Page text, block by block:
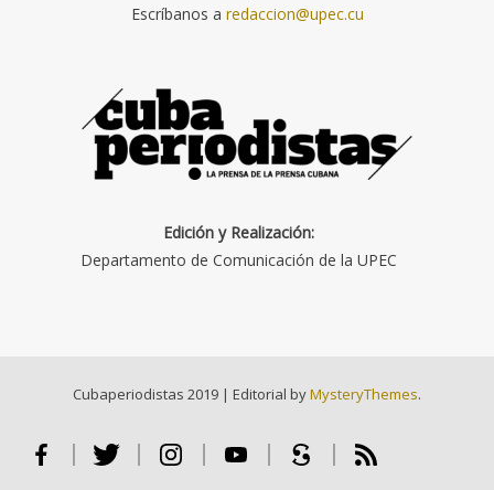
Escríbanos a redaccion@upec.cu
Edición y Realización:
Departamento de Comunicación de la UPEC
Cubaperiodistas 2019 | Editorial byMysteryThemes.
Facebook Twitter Instagram Youtube Scribd RSS